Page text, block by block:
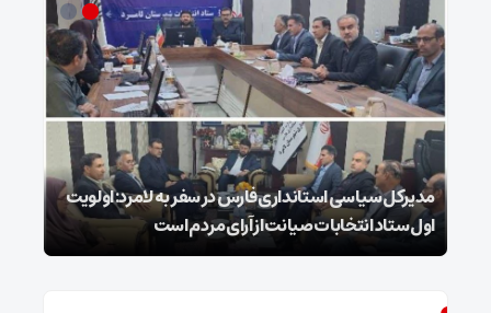
مدیرکل سیاسی استانداری فارس در سفر به لامرد: اولویت
اول ستاد انتخابات صیانت از آرای مردم است